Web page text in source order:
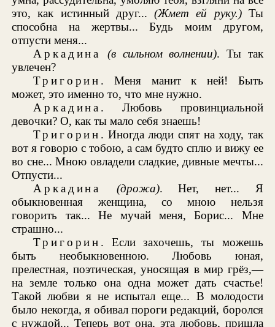
это, как истинный друг...(Жмет ей руку.)Ты
способна на жертвы... Будь моим другом,
отпусти меня...
Аркадина
(в сильном волнении). Ты так
увлечен?
Тригорин . Меня манит к ней! Быть
может, это именно то, что мне нужно.
Аркадина . Любовь провинциальной
девочки? О, как ты мало себя знаешь!
Тригорин . Иногда люди спят на ходу, так
вот я говорю с тобою, а сам будто сплю и вижу ее
во сне... Мною овладели сладкие, дивные мечты...
Отпусти...
Аркадина
(дрожа). Нет, нет... Я
обыкновенная женщина, со мною нельзя
говорить так... Не мучай меня, Борис... Мне
страшно...
Тригорин . Если захочешь, ты можешь
быть необыкновенною. Любовь юная,
прелестная, поэтическая, уносящая в мир грёз,—
на земле только она одна может дать счастье!
Такой любви я не испытал еще... В молодости
было некогда, я обивал пороги редакций, боролся
с нуждой... Теперь вот она, эта любовь, пришла